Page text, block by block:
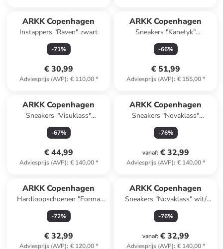
ARKK Copenhagen
Instappers "Raven" zwart
-71%
€ 30,99
Adviesprijs (AVP): € 110,00*
ARKK Copenhagen
Sneakers "Kanetyk"
donkerblauw
-66%
€ 51,99
Adviesprijs (AVP): € 155,00*
ARKK Copenhagen
Sneakers "Visuklass"
donkerblauw
-67%
€ 44,99
Adviesprijs (AVP): € 140,00*
ARKK Copenhagen
Sneakers "Novaklass"
wit/rood
-76%
vanaf: € 32,99
Adviesprijs (AVP): € 140,00*
ARKK Copenhagen
Hardloopschoenen "Forma
Runner" groen/zilverkleurig
-72%
€ 32,99
Adviesprijs (AVP): € 120,00*
ARKK Copenhagen
Sneakers "Novaklass" wit/
beige
-76%
vanaf: € 32,99
Adviesprijs (AVP): € 140,00*